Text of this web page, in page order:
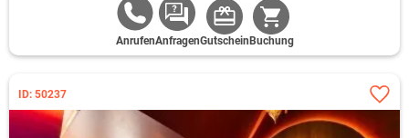
AnrufenAnfragenGutschein Buchung
ID: 50237